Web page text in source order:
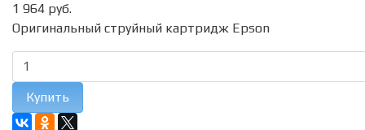
1 964 руб.
Оригинальный струйный картридж Epson
Купить